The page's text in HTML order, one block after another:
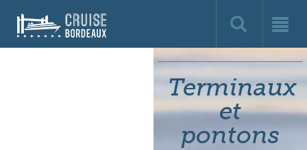
Cruise
Bordeaux,
Terminaux
et
pontons